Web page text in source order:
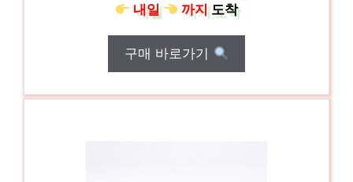
내일
까지도착
구매 바로가기